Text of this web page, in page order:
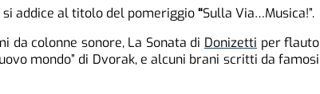
addice al titolo del pomeriggio“Sulla Via…Musica!”.
da colonne sonore, La Sonata di Donizetti per flauto
mondo” di Dvorak, e alcuni brani scritti da famosi